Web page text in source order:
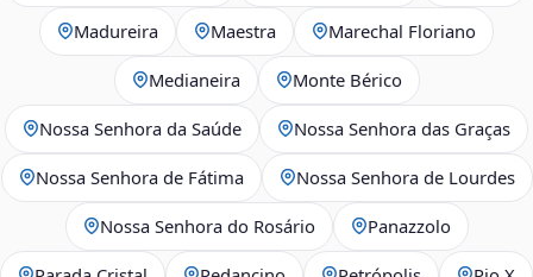
Madureira Maestra Marechal Floriano
Medianeira Monte Bérico
Nossa Senhora da Saúde Nossa Senhora das Graças
Nossa Senhora de Fátima Nossa Senhora de Lourdes
Nossa Senhora do Rosário Panazzolo